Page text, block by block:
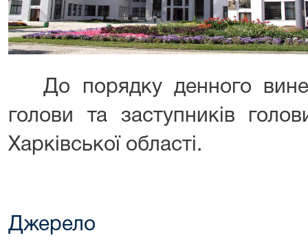
До порядку денного
голови та заступників
Харківської області.
Джерело